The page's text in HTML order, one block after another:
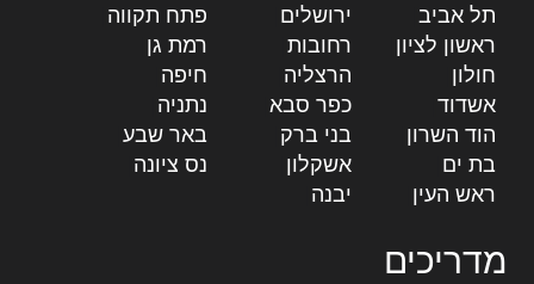
תל אביב ירושלים פתח תקווה
ראשון לציון
רחובות רמת גן
חולון
הרצליה חיפה
אשדוד
כפר סבא נתניה
הוד השרון
בני ברק באר שבע
בת ים
אשקלון נס ציונה
ראש העין
יבנה
מדריכים